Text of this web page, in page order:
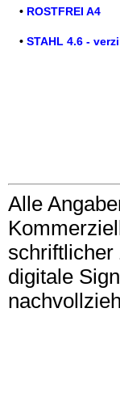
• ROSTFREI A4
• STAHL 4.6 -
Alle
schriftlicher
digitale